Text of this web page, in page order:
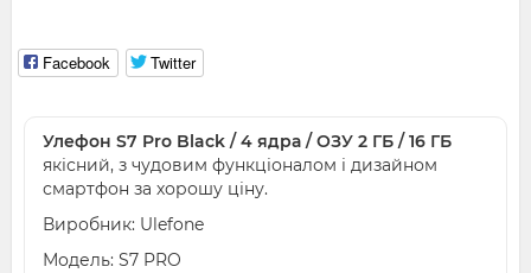
Facebook Twitter
Улефон S7 Pro Black / 4 ядра / ОЗУ 2 ГБ / 16 ГБ
якісний, з чудовим функціоналом і дизайном
смартфон за хорошу ціну.
Виробник: Ulefone
Модель: S7 PRO